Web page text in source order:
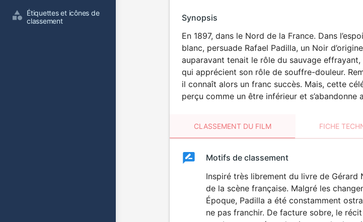
Étiquettes et icônes de
classement
Synopsis
En 1897, dans le Nord de la France. Dans
blanc, persuade Rafael Padilla, un Noir
auparavant tenait le rôle du sauvage
qui apprécient son rôle de souffre-douleur.
il connaît alors un franc succès. Mais, cette
perçu comme un être inférieur et
CLASSEMENT DU FILM FICHE
ClassementClassement
Motifs de classement
Inspiré très librement du livre de
de la scène française. Malgré les
Époque, Padilla a été constamment
ne pas franchir. De facture sobre, le